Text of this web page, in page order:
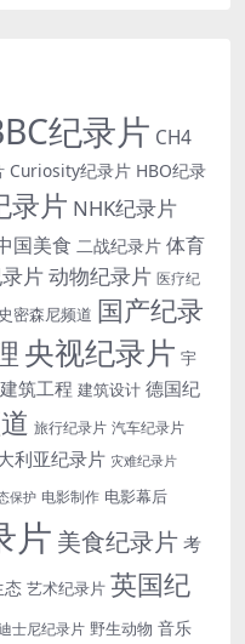
纪录片 CH4
Curiosity纪录片 HBO纪录
录片 NHK纪录片
国美食 二战纪录片 体育
片动物纪录片 医疗纪
史密森尼频道 国产纪录
央视纪录片 宇
建筑工程 建筑设计 德国纪
旅行纪录片 汽车纪录片
利亚纪录片 灾难纪录片
保护 电影制作 电影幕后
片 美食纪录片考
态 艺术纪录片 英国纪
士尼纪录片 野生动物 音乐